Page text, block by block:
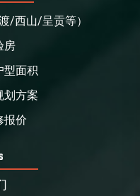
/西山/呈贡等）
房
型面积
划方案
报价